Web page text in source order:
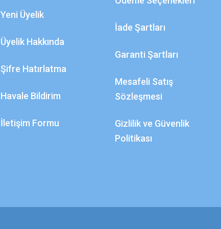
Yeni Üyelik
Üyelik Hakkında
Şifre Hatırlatma
Havale Bildirim
İletişim Formu
İade Şartları
Garanti Şartları
Mesafeli Satış
Sözleşmesi
Gizlilik ve Güvenlik
Politikası